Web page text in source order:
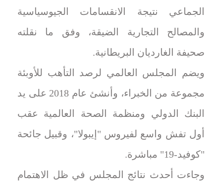
الجماعي نتيجة الانقسامات الجيوسياسية
والمصالح التجارية الضيقة، وفق ما نقلته
صحيفة الغارديان البريطانية.
ويضم المجلس العالمي لرصد التأهب للأوبئة
مجموعة من الخبراء، وأنشئ عام 2018 على يد
البنك الدولي ومنظمة الصحة العالمية عقب
أول تفش واسع لفيروس "إيبولا"، وقبيل جائحة
"كوفيد-19" مباشرة.
وجاءت أحدث نتائج المجلس في ظل الاهتمام